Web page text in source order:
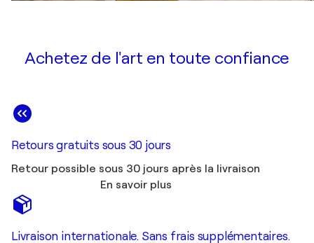
Achetez de l'art en toute confiance
Retours gratuits sous 30 jours
Retour possible sous 30 jours après la livraison
En savoir plus
Livraison internationale. Sans frais supplémentaires.